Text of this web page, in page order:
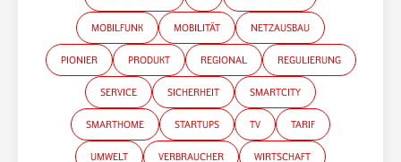
*Gender-Hinweis
MOBILFUNK MOBILITÄT NETZAUSBAU
PIONIER PRODUKT REGIONAL REGULIERUNG
SERVICE SICHERHEIT SMARTCITY
SMARTHOME STARTUPS TV TARIF
UMWELT VERBRAUCHER WIRTSCHAFT